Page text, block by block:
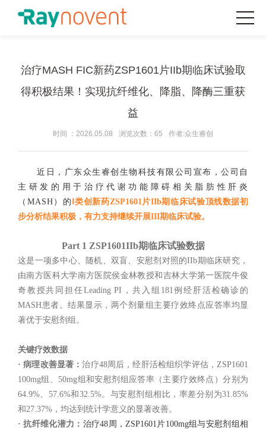
治疗MASH FIC新药ZSP1601片IIb期临床试验取
得积极结果！实现抗纤维化、降脂、降酶三重获
益
时间 ：2026.05.08 浏览次数：65 作者:众生睿创
近日，广东众生睿创生物科技有限公司宣布，公司自
主研发的用于治疗代谢功能障碍相关脂肪性肝炎
（MASH）的 Ⅰ类创新药ZSP1601片IIb期临床试验顶线数据初
步分析结果积极，有力支持继续开展III期临床试验。
Part 1 ZSP1601IIb期临床试验数据
这是一项多中心、随机、双盲、安慰剂对照的IIb期临床研究，
由南方医科大学南方医院侯金林教授和吉林大学第一医院牛俊
奇教授共同担任Leading PI，共入组181例经肝活检确诊的
MASH患者。结果显示，两个剂量组主要疗效终点应答率均显
著优于安慰剂组。
关键疗效数据
· 病理改善显著：治疗48周后，经肝活检组织学评估，ZSP1601
100mg组、50mg组和安慰剂组应答率（主要疗效终点）分别为
64.9%、57.6%和32.5%。与安慰剂组相比，率差分别为31.85%
和27.37%，均达到统计学意义的显著改善。
· 抗纤维化潜力： 治疗48周，ZSP1601片100mg组与安慰剂组相